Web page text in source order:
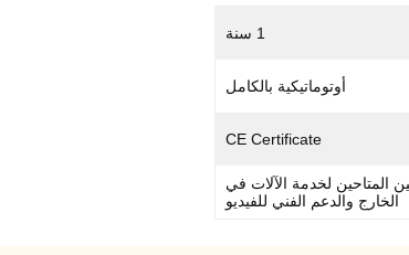
1 سنة
أوتوماتيكية بالكامل
CE Certificate
المتاحين لخدمة الآلات في
الخارج والدعم الفني للفيديو